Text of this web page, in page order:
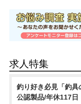
求人特集
釣り好き必見「釣
公認製品/年休117日